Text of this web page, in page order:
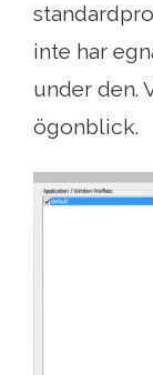
inte har
under den.
ögonblick.